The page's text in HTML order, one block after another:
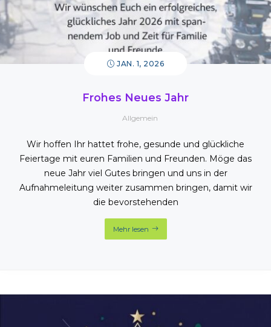
JAN. 1, 2026
Frohes Neues Jahr
Allgemein
Wir hoffen Ihr hattet frohe, gesunde und glückliche
Feiertage mit euren Familien und Freunden. Möge das
neue Jahr viel Gutes bringen und uns in der
Aufnahmeleitung weiter zusammen bringen, damit wir
die bevorstehenden
Mehr lesen